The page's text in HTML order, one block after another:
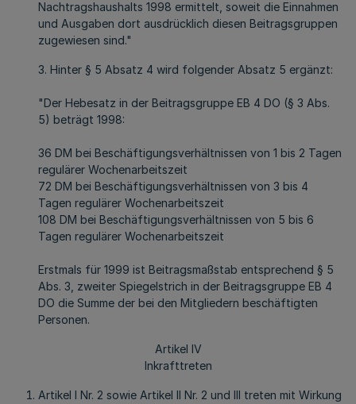
Nachtragshaushalts 1998 ermittelt, soweit die Einnahmen
und Ausgaben dort ausdrücklich diesen Beitragsgruppen
zugewiesen sind."
3. Hinter § 5 Absatz 4 wird folgender Absatz 5 ergänzt:
"Der Hebesatz in der Beitragsgruppe EB 4 DO (§ 3 Abs.
5) beträgt 1998:
36 DM bei Beschäftigungsverhältnissen von 1 bis 2 Tagen
regulärer Wochenarbeitszeit
72 DM bei Beschäftigungsverhältnissen von 3 bis 4
Tagen regulärer Wochenarbeitszeit
108 DM bei Beschäftigungsverhältnissen von 5 bis 6
Tagen regulärer Wochenarbeitszeit
Erstmals für 1999 ist Beitragsmaßstab entsprechend § 5
Abs. 3, zweiter Spiegelstrich in der Beitragsgruppe EB 4
DO die Summe der bei den Mitgliedern beschäftigten
Personen.
Artikel IV
Inkrafttreten
Artikel I Nr. 2 sowie Artikel II Nr. 2 und III treten mit Wirkung